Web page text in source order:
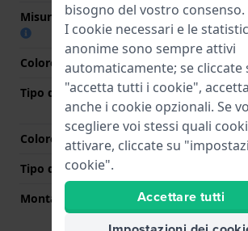
Misura cinturino alla fibbia
12 mm
Colore cinturino
Bicolore
Tipo di chiusura
Chiusura a
bottoni
Colore Chiusura
Argento
Tipo di montatura
Montatura dritta
No
bisogno del vostro consenso.
I cookie necessari e le
anonime sono sempre attivi
automaticamente; se cliccate
"accetta tutti i cookie",
anche i cookie opzionali. Se
scegliere voi stessi quali
attivare, cliccate su
cookie".
Accettare tutti